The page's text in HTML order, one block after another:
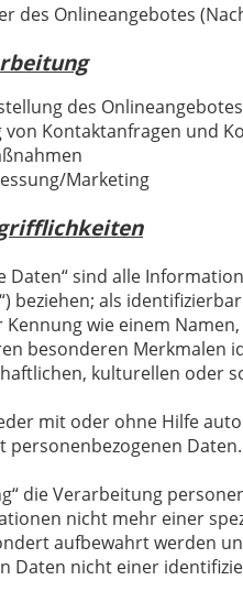
des Onlineangebotes
des
von Kontaktanfragen und
Marketing
Daten“ sind alle
beziehen; als
wie einem
besonderen Merkmalen
kulturellen oder
mit oder ohne Hilfe
personenbezogenen
die Verarbeitung
nicht mehr einer
aufbewahrt werden
Daten nicht einer